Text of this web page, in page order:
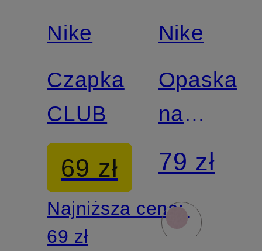
Nike
Czapka
CLUB
69 zł
Najniższa cena:
69 zł
Nike
Opaska
na
głowę
FURY
ELEVATE
79 zł